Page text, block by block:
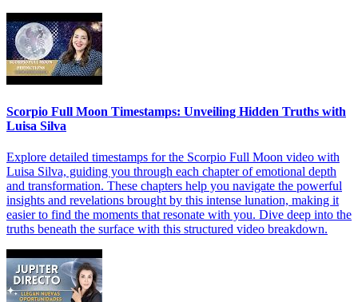
Scorpio Full Moon Timestamps: Unveiling Hidden Truths with
Luisa Silva
Explore detailed timestamps for the Scorpio Full Moon video with
Luisa Silva, guiding you through each chapter of emotional depth
and transformation. These chapters help you navigate the powerful
insights and revelations brought by this intense lunation, making it
easier to find the moments that resonate with you. Dive deep into the
truths beneath the surface with this structured video breakdown.